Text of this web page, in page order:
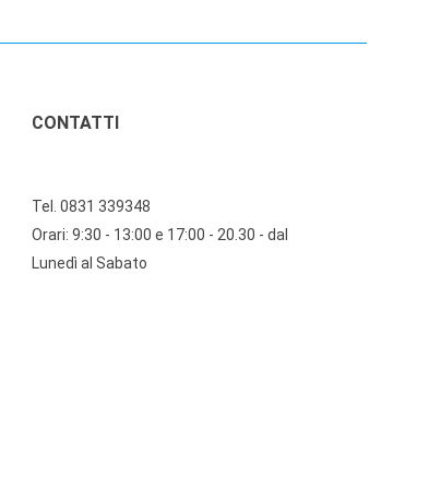
CONTATTI
Tel. 0831 339348
Orari: 9:30 - 13:00 e 17:00 - 20.30 - dal
Lunedì al Sabato